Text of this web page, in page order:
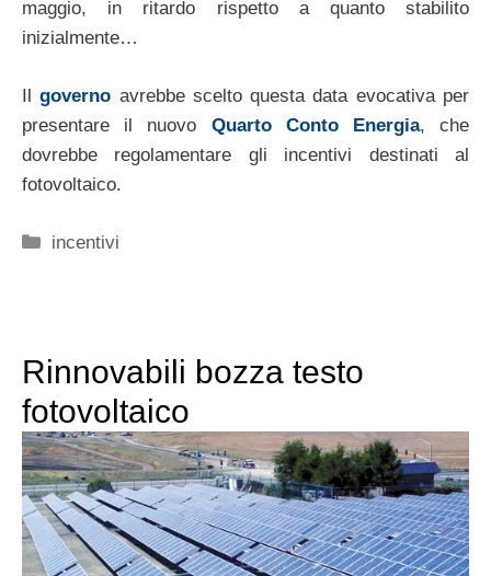
maggio, in ritardo rispetto a quanto stabilito
inizialmente…
Ilgoverno avrebbe scelto questa data evocativa per
presentare il nuovo Quarto Conto Energia, che
dovrebbe regolamentare gli incentivi destinati al
fotovoltaico.
Categorie
incentivi
Rinnovabili bozza testo
fotovoltaico